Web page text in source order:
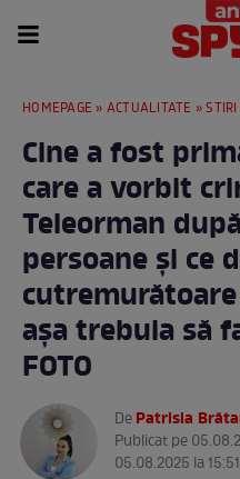
HOMEPAGE » ACTUALITATE »
Cine a fost
care a vorbit
Teleorman
persoane și ce
așa trebuia să
FOTO
DePatrisia
Publicat pe
05.08.2025 la 15:51